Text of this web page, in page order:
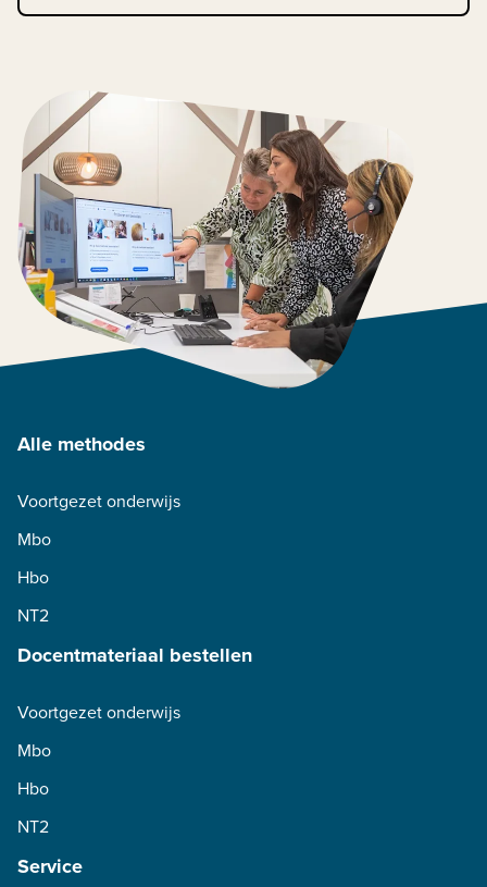
Alle methodes
Voortgezet onderwijs
Mbo
Hbo
NT2
Docentmateriaal bestellen
Voortgezet onderwijs
Mbo
Hbo
NT2
Service